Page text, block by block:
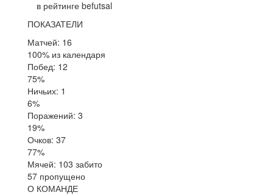
в рейтинге befutsal
ПОКАЗАТЕЛИ
Матчей: 16
100% из календаря
Побед: 12
75%
Ничьих: 1
6%
Поражений: 3
19%
Очков: 37
77%
Мячей: 103 забито
57 пропущено
О КОМАНДЕ